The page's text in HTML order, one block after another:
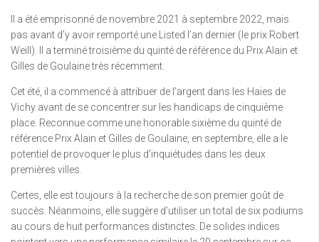
Il a été emprisonné de novembre 2021 à septembre 2022, mais
pas avant d’y avoir remporté une Listed l’an dernier (le prix Robert
Weill). Il a terminé troisième du quinté de référence du Prix Alain et
Gilles de Goulaine très récemment.
Cet été, il a commencé à attribuer de l’argent dans les Haies de
Vichy avant de se concentrer sur les handicaps de cinquième
place. Reconnue comme une honorable sixième du quinté de
référence Prix Alain et Gilles de Goulaine, en septembre, elle a le
potentiel de provoquer le plus d’inquiétudes dans les deux
premières villes.
Certes, elle est toujours à la recherche de son premier goût de
succès. Néanmoins, elle suggère d’utiliser un total de six podiums
au cours de huit performances distinctes. De solides indices